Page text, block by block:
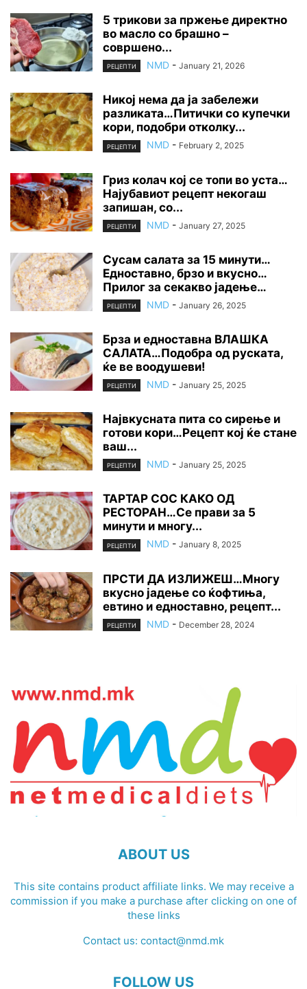
5 трикови за пржење директно
во масло со брашно –
совршено...
РЕЦЕПТИ NMD - January 21, 2026
Никој нема да ја забележи
разликата…Питички со купечки
кори, подобри отколку...
РЕЦЕПТИ NMD - February 2, 2025
Гриз колач кој се топи во уста…
Најубавиот рецепт некогаш
запишан, со...
РЕЦЕПТИ NMD - January 27, 2025
Сусам салата за 15 минути…
Едноставно, брзо и вкусно…
Прилог за секакво јадење…
РЕЦЕПТИ NMD - January 26, 2025
Брза и едноставна ВЛАШКА
САЛАТА…Подобра од руската,
ќе ве воодушеви!
РЕЦЕПТИ NMD - January 25, 2025
Највкусната пита со сирење и
готови кори…Рецепт кој ќе стане
ваш...
РЕЦЕПТИ NMD - January 25, 2025
ТАРТАР СОС КАКО ОД
РЕСТОРАН…Се прави за 5
минути и многу...
РЕЦЕПТИ NMD - January 8, 2025
ПРСТИ ДА ИЗЛИЖЕШ…Многу
вкусно јадење со ќофтиња,
евтино и едноставно, рецепт...
РЕЦЕПТИ NMD - December 28, 2024
ABOUT US
This site contains product affiliate links. We may receive a
commission if you make a purchase after clicking on one of
these links
Contact us: contact@nmd.mk
FOLLOW US